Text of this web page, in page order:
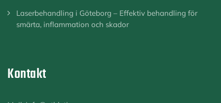
Laserbehandling i Göteborg – Effektiv behandling för
smärta, inflammation och skador
Kontakt